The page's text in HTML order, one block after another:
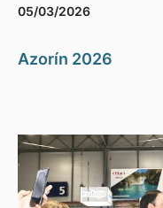
05/03/2026
Azorín 2026